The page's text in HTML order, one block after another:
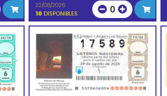
22/08/2026
10 DISPONIBLES 0